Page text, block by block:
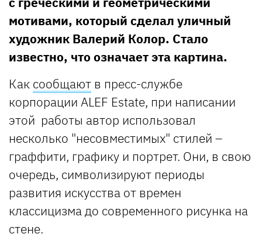
мотивами, который сделал уличный
художник Валерий Колор. Стало
известно, что означает эта картина.
Как сообщают в пресс-службе
корпорации ALEF Estate, при написании
этой работы автор использовал
несколько "несовместимых" стилей –
граффити, графику и портрет. Они, в свою
очередь, символизируют периоды
развития искусства от времен
классицизма до современного рисунка на
стене.